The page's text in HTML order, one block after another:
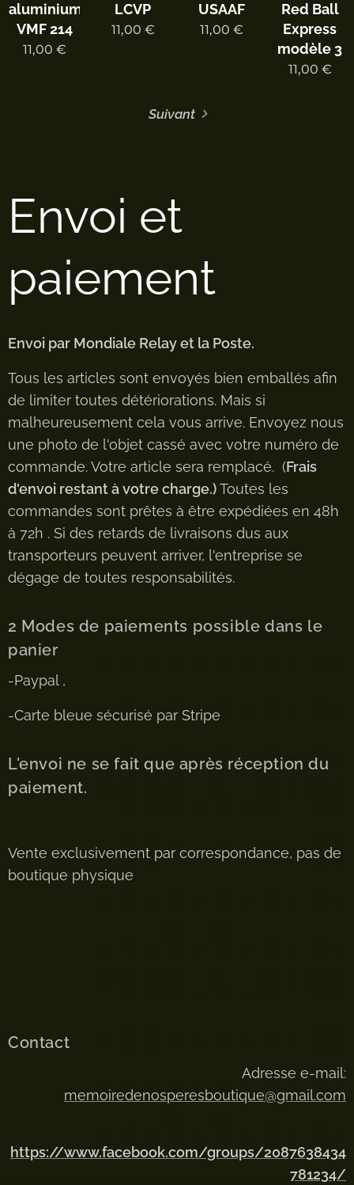
aluminium
VMF 214
11,00 €
LCVP
11,00 €
USAAF
11,00 €
Red Ball
Express
modèle 3
11,00 €
Suivant
Envoi et
paiement
Envoi par Mondiale Relay et la Poste.
Tous les articles sont envoyés bien emballés afin
de limiter toutes détériorations. Mais si
malheureusement cela vous arrive. Envoyez nous
une photo de l'objet cassé avec votre numéro de
commande. Votre article sera remplacé. (Frais
d'envoi restant à votre charge.)Toutes les
commandes sont prêtes à être expédiées en 48h
à 72h . Si des retards de livraisons dus aux
transporteurs peuvent arriver, l'entreprise se
dégage de toutes responsabilités.
2 Modes de paiements possible dans le
panier
-Paypal ,
-Carte bleue sécurisé par Stripe
L'envoi ne se fait que après réception du
paiement.
Vente exclusivement par correspondance, pas de
boutique physique
Contact
Adresse e-mail:
memoiredenosperesboutique@gmail.com
https://www.facebook.com/groups/2087638434
781234/